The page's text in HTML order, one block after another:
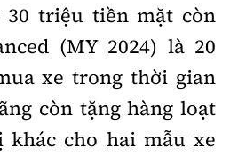
30 triệu tiền mặt còn
(MY 2024) là 20
xe trong thời gian
còn tặng hàng loạt
cho hai mẫu xe